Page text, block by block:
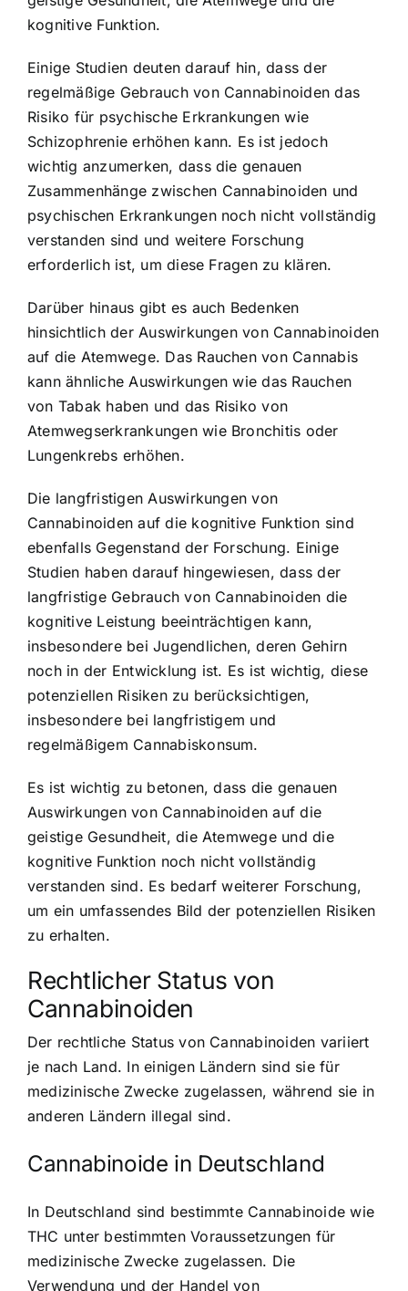
kognitive Funktion.
Einige Studien deuten darauf hin, dass der
regelmäßige Gebrauch von Cannabinoiden das
Risiko für psychische Erkrankungen wie
Schizophrenie erhöhen kann. Es ist jedoch
wichtig anzumerken, dass die genauen
Zusammenhänge zwischen Cannabinoiden und
psychischen Erkrankungen noch nicht vollständig
verstanden sind und weitere Forschung
erforderlich ist, um diese Fragen zu klären.
Darüber hinaus gibt es auch Bedenken
hinsichtlich der Auswirkungen von Cannabinoiden
auf die Atemwege. Das Rauchen von Cannabis
kann ähnliche Auswirkungen wie das Rauchen
von Tabak haben und das Risiko von
Atemwegserkrankungen wie Bronchitis oder
Lungenkrebs erhöhen.
Die langfristigen Auswirkungen von
Cannabinoiden auf die kognitive Funktion sind
ebenfalls Gegenstand der Forschung. Einige
Studien haben darauf hingewiesen, dass der
langfristige Gebrauch von Cannabinoiden die
kognitive Leistung beeinträchtigen kann,
insbesondere bei Jugendlichen, deren Gehirn
noch in der Entwicklung ist. Es ist wichtig, diese
potenziellen Risiken zu berücksichtigen,
insbesondere bei langfristigem und
regelmäßigem Cannabiskonsum.
Es ist wichtig zu betonen, dass die genauen
Auswirkungen von Cannabinoiden auf die
geistige Gesundheit, die Atemwege und die
kognitive Funktion noch nicht vollständig
verstanden sind. Es bedarf weiterer Forschung,
um ein umfassendes Bild der potenziellen Risiken
zu erhalten.
Rechtlicher Status von
Cannabinoiden
Der rechtliche Status von Cannabinoiden variiert
je nach Land. In einigen Ländern sind sie für
medizinische Zwecke zugelassen, während sie in
anderen Ländern illegal sind.
Cannabinoide in Deutschland
In Deutschland sind bestimmte Cannabinoide wie
THC unter bestimmten Voraussetzungen für
medizinische Zwecke zugelassen. Die
Verwendung und der Handel von